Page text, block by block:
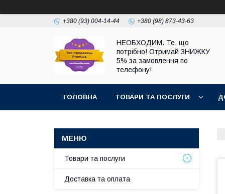
+380 (93) 004-14-44 +380 (98) 873-43-63
НЕОБХОДИМ. Те, що
потрібно! Отримай ЗНИЖКУ
5% за замовлення по
телефону!
ГОЛОВНА ТОВАРИ ТА ПОСЛУГИ
Товари та послуги
Доставка та оплата